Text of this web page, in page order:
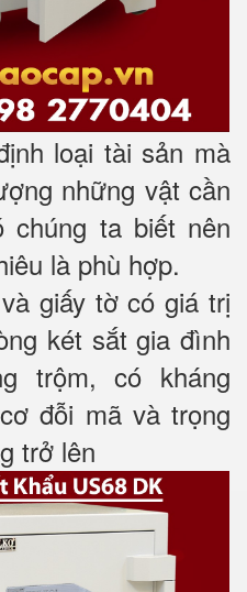
loại tài sản mà
những vật cần
ta biết nên
là phù hợp.
giấy tờ có giá trị
két sắt gia đình
trộm, có kháng
đỗi mã và trọng
trở lên